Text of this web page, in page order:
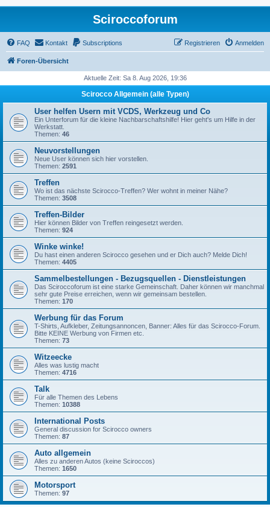
Sciroccoforum
FAQ Kontakt Subscriptions Anmelden
Registrieren
Foren-Übersicht
Aktuelle Zeit: Sa 8. Aug 2026, 19:36
Scirocco Allgemein (alle Typen)
User helfen Usern mit VCDS, Werkzeug und Co
Ein Unterforum für die kleine Nachbarschaftshilfe! Hier geht's um Hilfe in der
Werkstatt.
Themen: 46
Neuvorstellungen
Neue User können sich hier vorstellen.
Themen: 2591
Treffen
Wo ist das nächste Scirocco-Treffen? Wer wohnt in meiner Nähe?
Themen: 3508
Treffen-Bilder
Hier können Bilder von Treffen reingesetzt werden.
Themen: 924
Winke winke!
Du hast einen anderen Scirocco gesehen und er Dich auch? Melde Dich!
Themen: 4405
Sammelbestellungen - Bezugsquellen - Dienstleistungen
Das Sciroccoforum ist eine starke Gemeinschaft. Daher können wir manchmal
sehr gute Preise erreichen, wenn wir gemeinsam bestellen.
Themen: 170
Werbung für das Forum
T-Shirts, Aufkleber, Zeitungsannoncen, Banner: Alles für das Scirocco-Forum.
Bitte KEINE Werbung von Firmen etc.
Themen: 73
Witzeecke
Alles was lustig macht
Themen: 4716
Talk
Für alle Themen des Lebens
Themen: 10388
International Posts
General discussion for Scirocco owners
Themen: 87
Auto allgemein
Alles zu anderen Autos (keine Sciroccos)
Themen: 1650
Motorsport
Themen: 97